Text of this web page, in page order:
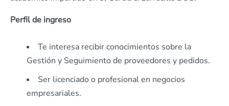
Perfil de ingreso
Te interesa recibir conocimientos sobre la
Gestión y Seguimiento de proveedores y pedidos.
Ser licenciado o profesional en negocios
empresariales.